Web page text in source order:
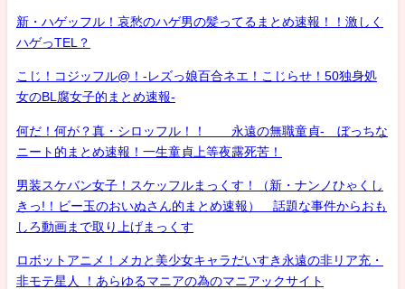
新・ハゲッフル！哀愁のハゲ男の髪ってるまとめ速報！！激しく
ハゲっTEL？
こじ！コジッフル@！-レズっ娘百合ネエ！こじらせ！50独身処
女のBL腐女子的まとめ速報-
何だ！何が？真・シロッフル！！ 永遠の無職童貞- ぼっちな
ニート的まとめ速報！一生童貞上等夜露死苦！
男装スケバン女子！スケッフルまっくす！（新・ナンノひゃくし
きっ!！ビー玉のおいぬさん的まとめ速報） 話題な事件からおも
しろ動画まで取り上げまっくす
ロボットアニメ！メカと美少女キャラだいすき永遠の非リア充・
非モテ星人 ！あらゆるマニアの為のマニアックサイト